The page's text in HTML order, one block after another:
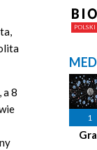
a 8
1